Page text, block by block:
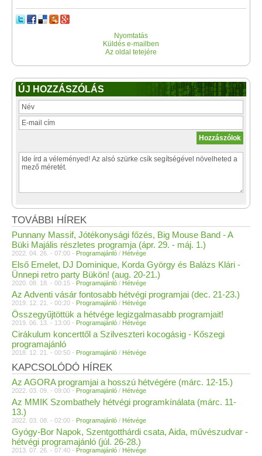
Nyomtatás
Küldés e-mailben
Az oldal tetejére
ÚJ HOZZÁSZÓLÁS
TOVÁBBI HÍREK
Punnany Massif, Jótékonysági főzés, Big Mouse Band - A
Büki Majális részletes programja (ápr. 29. - máj. 1.)
2022. 04. 26. - 07:00 - Programajánló / Hétvége
Első Emelet, DJ Dominique, Korda György és Balázs Klári -
Ünnepi retro party Bükön! (aug. 20-21.)
2020. 08. 18. - 00:15 - Programajánló / Hétvége
Az Adventi vásár fontosabb hétvégi programjai (dec. 21-23.)
2019. 12. 21. - 00:20 - Programajánló / Hétvége
Összegyűjtöttük a hétvége legizgalmasabb programjait!
2019. 06. 13. - 13:00 - Programajánló / Hétvége
Cirákulum koncerttől a Szilveszteri kocogásig - Kőszegi
programajánló
2018. 12. 21. - 00:50 - Programajánló / Hétvége
KAPCSOLÓDÓ HÍREK
Az AGORA programjai a hosszú hétvégére (márc. 12-15.)
2022. 03. 09. - 09:00 - Programajánló / Hétvége
Az MMIK Szombathely hétvégi programkínálata (márc. 11-
13.)
2022. 03. 08. - 02:00 - Programajánló / Hétvége
Gyógy-Bor Napok, Szentgotthárdi csata, Aida, művészudvar -
hétvégi programajánló (júl. 26-28.)
2013. 07. 26. - 07:40 - Programajánló / Hétvége